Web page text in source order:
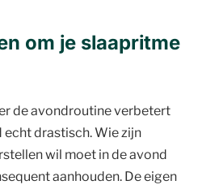
om je slaapritme
de avondroutine verbetert
drastisch. Wie zijn
wil moet in de avond
aanhouden. De eigen